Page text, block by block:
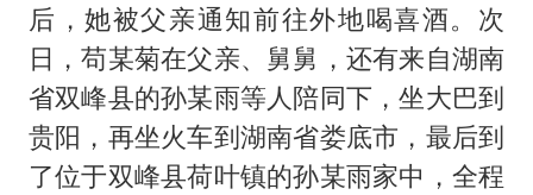
后，她被父亲通知前往外地喝喜酒。次
日，苟某菊在父亲、舅舅，还有来自湖南
省双峰县的孙某雨等人陪同下，坐大巴到
贵阳，再坐火车到湖南省娄底市，最后到
了位于双峰县荷叶镇的孙某雨家中，全程